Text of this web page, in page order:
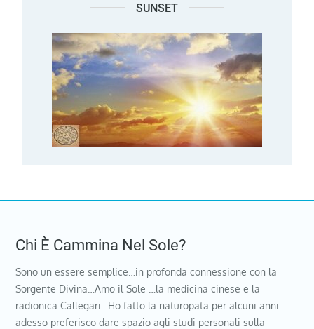
SUNSET
Chi È Cammina Nel Sole?
Sono un essere semplice…in profonda connessione con la
Sorgente Divina…Amo il Sole …la medicina cinese e la
radionica Callegari…Ho fatto la naturopata per alcuni anni …
adesso preferisco dare spazio agli studi personali sulla